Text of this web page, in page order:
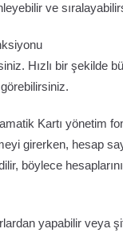
ve
Hızlı bir şekilde
Kartı yönetim
girerken, hesap
böylece
yapabilir veya